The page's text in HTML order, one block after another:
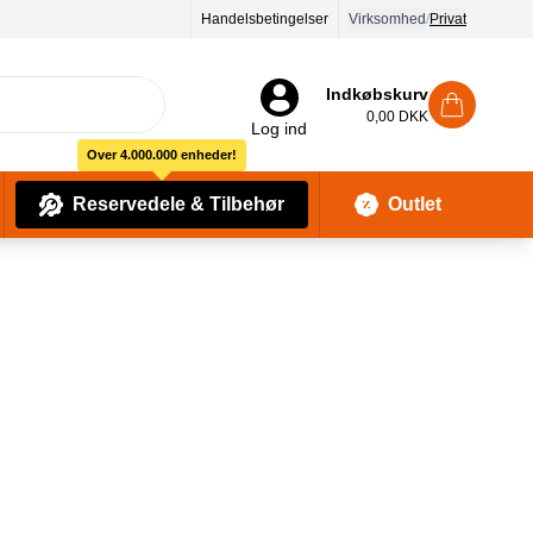
Handelsbetingelser Virksomhed/Privat
Log ind
Indkøbskurv
0,00 DKK
Reservedele & Tilbehør
Over 4.000.000 enheder!
Outlet